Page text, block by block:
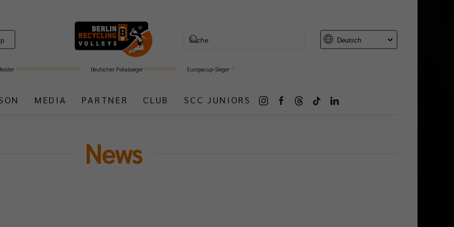
Deutscher Pokalsieger Europacup-Sieger
MEDIA PARTNER CLUB SCC JUNIORS
News